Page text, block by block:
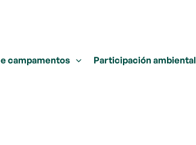
campamentos Participación ambiental